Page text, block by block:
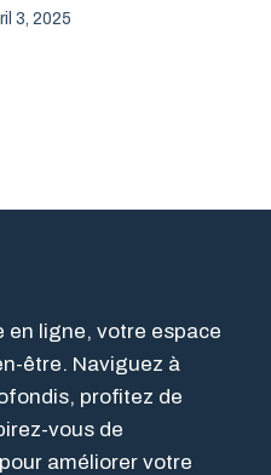
3, 2025
en ligne, votre espace
être. Naviguez à
profitez de
vous de
améliorer votre